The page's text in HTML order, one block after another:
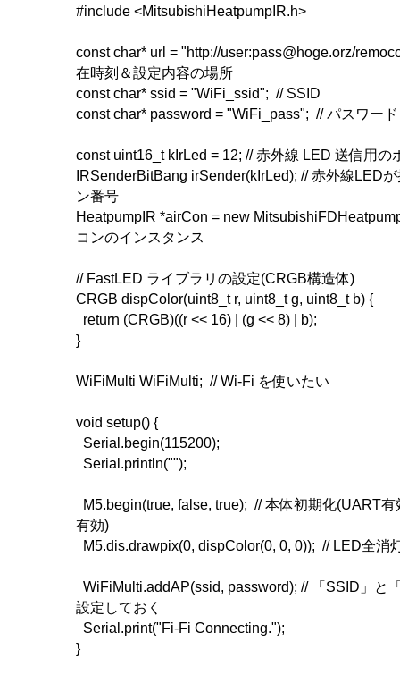
#include <MitsubishiHeatpumpIR.h>
const char* url = "http://user:pass@hoge.orz/
在時刻＆設定内容の場所
const char* ssid = "WiFi_ssid"; // SSID
const char* password = "WiFi_pass"; // パスワード
const uint16_t kIrLed = 12; // 赤外線 LED 送信用の
IRSenderBitBang irSender(kIrLed); // 赤外線LED
ン番号
HeatpumpIR *airCon = new
コンのインスタンス
// FastLED ライブラリの設定(CRGB構造体)
CRGB dispColor(uint8_t r, uint8_t g, uint8_t b) {
return (CRGB)((r << 16) | (g << 8) | b);
}
WiFiMulti WiFiMulti; // Wi-Fi を使いたい
void setup() {
Serial.begin(115200);
Serial.println("");
M5.begin(true, false, true); // 本体初期化(UART有
有効)
M5.dis.drawpix(0, dispColor(0, 0, 0)); // LED全消
WiFiMulti.addAP(ssid, password); // 「SSID」と
設定しておく
Serial.print("Fi-Fi Connecting.");
}